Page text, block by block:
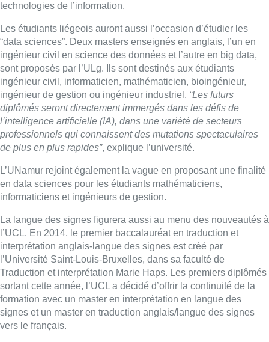
technologies de l’information.
Les étudiants liégeois auront aussi l’occasion d’étudier les
“data sciences”. Deux masters enseignés en anglais, l’un en
ingénieur civil en science des données et l’autre en big data,
sont proposés par l’ULg. Ils sont destinés aux étudiants
ingénieur civil, informaticien, mathématicien, bioingénieur,
ingénieur de gestion ou ingénieur industriel. “Les futurs
diplômés seront directement immergés dans les défis de
l’intelligence artificielle (IA), dans une variété de secteurs
professionnels qui connaissent des mutations spectaculaires
de plus en plus rapides”, explique l’université.
L’UNamur rejoint également la vague en proposant une finalité
en data sciences pour les étudiants mathématiciens,
informaticiens et ingénieurs de gestion.
La langue des signes figurera aussi au menu des nouveautés à
l’UCL. En 2014, le premier baccalauréat en traduction et
interprétation anglais-langue des signes est créé par
l’Université Saint-Louis-Bruxelles, dans sa faculté de
Traduction et interprétation Marie Haps. Les premiers diplômés
sortant cette année, l’UCL a décidé d’offrir la continuité de la
formation avec un master en interprétation en langue des
signes et un master en traduction anglais/langue des signes
vers le français.